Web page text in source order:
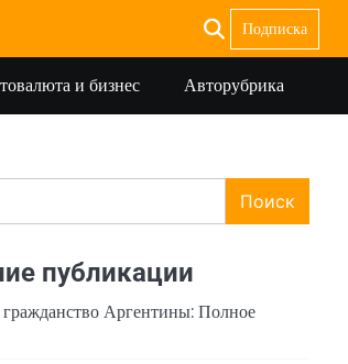
Подписка
и бизнес Авторубрика
Поиск
публикации
Аргентины: Полное